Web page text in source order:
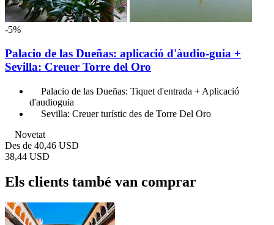
-5%
Palacio de las Dueñas: aplicació d'àudio-guia +
Sevilla: Creuer Torre del Oro
Palacio de las Dueñas: Tiquet d'entrada + Aplicació
d'audioguia
Sevilla: Creuer turístic des de Torre Del Oro
Novetat
Des de 40,46 USD
38,44 USD
Els clients també van comprar